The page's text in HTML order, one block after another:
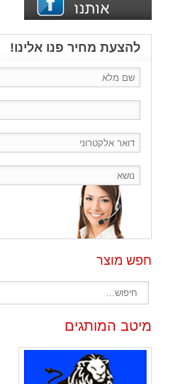
להצעת מחיר פנו אלינו!
חפש מוצר
מיטב המותגים